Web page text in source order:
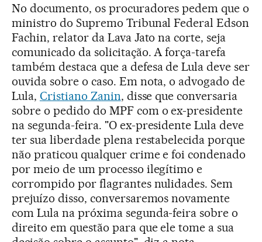
No documento, os procuradores pedem que o
ministro do Supremo Tribunal Federal Edson
Fachin, relator da Lava Jato na corte, seja
comunicado da solicitação. A força-tarefa
também destaca que a defesa de Lula deve ser
ouvida sobre o caso. Em nota, o advogado de
Lula, Cristiano Zanin, disse que conversaria
sobre o pedido do MPF com o ex-presidente
na segunda-feira. "O ex-presidente Lula deve
ter sua liberdade plena restabelecida porque
não praticou qualquer crime e foi condenado
por meio de um processo ilegítimo e
corrompido por flagrantes nulidades. Sem
prejuízo disso, conversaremos novamente
com Lula na próxima segunda-feira sobre o
direito em questão para que ele tome a sua